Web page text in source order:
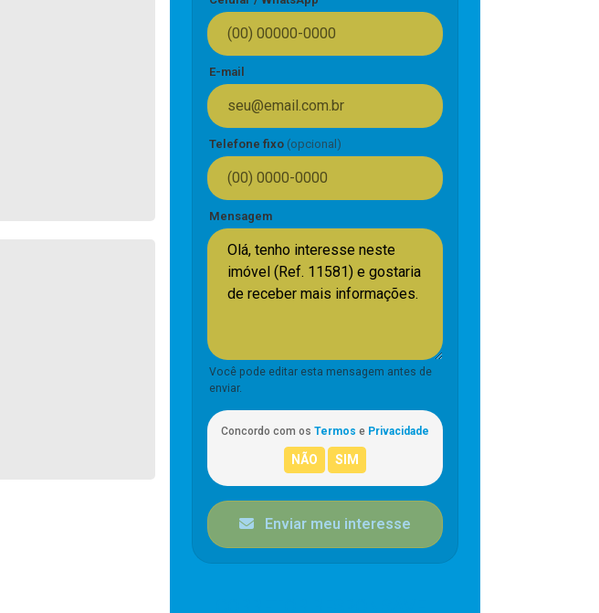
E-mail
Telefone fixo (opcional)
Mensagem
Você pode editar esta mensagem antes de
enviar.
Concordo com os Termos e Privacidade
Enviar meu interesse